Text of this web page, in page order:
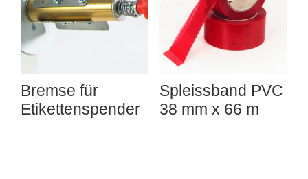
Bremse für
Etikettenspender
Spleissband PVC
38 mm x 66 m